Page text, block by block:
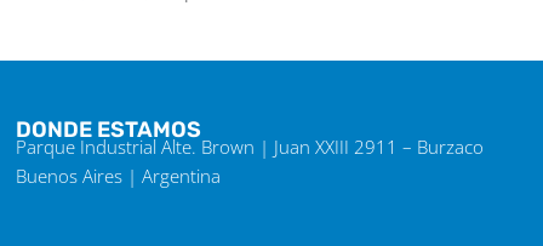
DONDE ESTAMOS
Parque Industrial Alte. Brown | Juan XXIII 2911 – Burzaco
Buenos Aires | Argentina